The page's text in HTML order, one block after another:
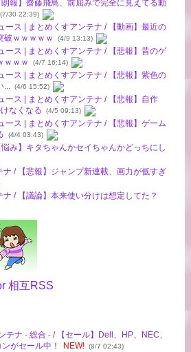
報】齋藤飛鳥、前屈みで完全に見えてる動
(7/30 22:39)
ース | まとめくすアンテナ / 【動画】最近の
破ｗｗｗｗｗ
(4/9 13:13)
ース | まとめくすアンテナ / 【悲報】昔のゲ
ｗｗｗ
(4/7 16:14)
ース | まとめくすアンテナ / 【悲報】紫色の
... (4/6 15:52)
ース | まとめくすアンテナ / 【悲報】自作
なくなる
(4/5 09:13)
ース | まとめくすアンテナ / 【悲報】ゲーム
(4/4 03:43)
み】キタちゃんかセイちゃんかどっちにし
ナ / 【悲報】ジャンプ新連載、画力が低すぎ
/ 【議論】本来使い分けは想定してた？
相互RSS
テナ - 総合 - / 【セール】Dell、HP、NEC、
がセール中！
NEW! (8/7 02:43)